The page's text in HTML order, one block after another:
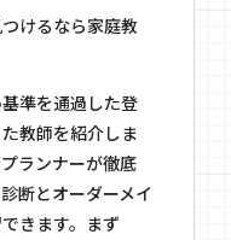
けるなら家庭教
準を通過した登
教師を紹介しま
ランナーが徹底
断とオーダーメイ
きます。まず